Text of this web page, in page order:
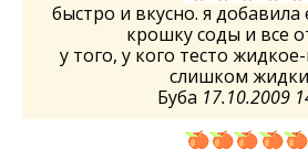
быстро и вкусно. я
крошку соды и все
у того, у кого тесто
слишком
Буба 17.10.2009